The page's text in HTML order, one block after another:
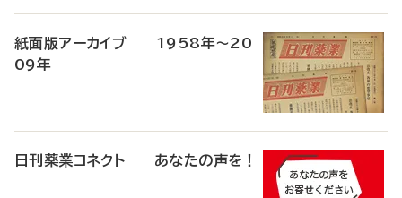
紙面版アーカイブ 1958年～20
09年
日刊薬業コネクト あなたの声を！